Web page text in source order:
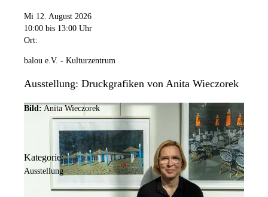
Mi 12. August 2026
10:00 bis 13:00 Uhr
Ort:
balou e.V. - Kulturzentrum
Ausstellung: Druckgrafiken von Anita Wieczorek
Bild: Anita Wieczorek
Kategorie:
Ausstellung